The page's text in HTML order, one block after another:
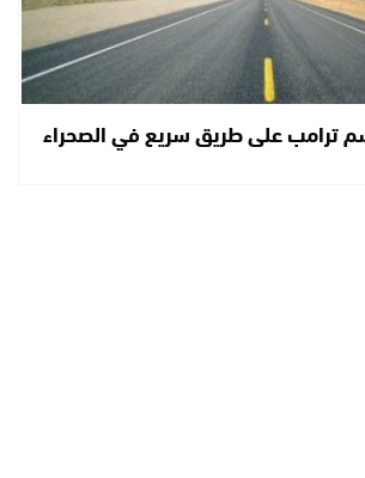
ترامب على طريق سريع في الصحراء